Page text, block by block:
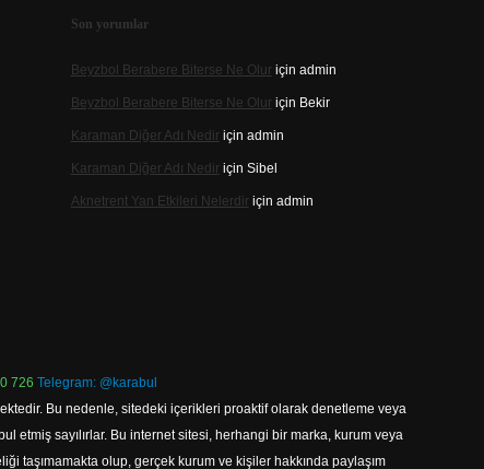
Son yorumlar
Beyzbol Berabere Biterse Ne Oluriçin admin
Beyzbol Berabere Biterse Ne Oluriçin Bekir
Karaman Diğer Adı Nediriçin admin
Karaman Diğer Adı Nediriçin Sibel
Aknetrent Yan Etkileri Nelerdiriçin admin
726 Telegram: @karabul
Bu nedenle, sitedeki içerikleri proaktif olarak denetleme veya
etmiş sayılırlar. Bu internet sitesi, herhangi bir marka, kurum veya
taşımamakta olup, gerçek kurum ve kişiler hakkında paylaşım